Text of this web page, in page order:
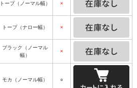
トープ（ノーマル幅） ×
トープ（ナロー幅） ×
ブラック（ノーマル
幅）
×
モカ（ノーマル幅） ○